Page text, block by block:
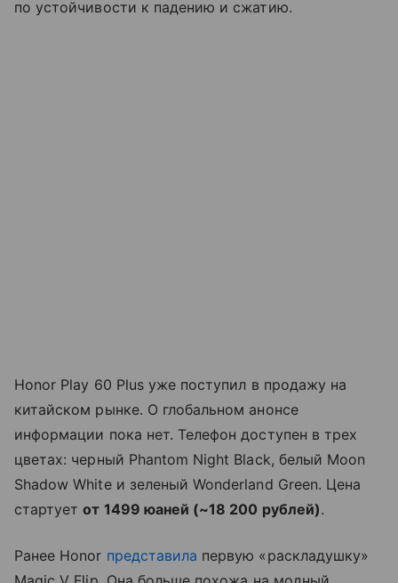
по устойчивости к падению и сжатию.
Honor Play 60 Plus уже поступил в продажу на
китайском рынке. О глобальном анонсе
информации пока нет. Телефон доступен в трех
цветах: черный Phantom Night Black, белый Moon
Shadow White и зеленый Wonderland Green. Цена
стартуетот 1499 юаней (~18 200 рублей).
Ранее Honor представила первую «раскладушку»